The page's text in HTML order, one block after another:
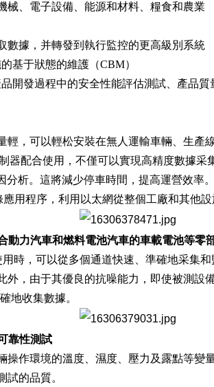
械、電子設備、能源和材料、糧食和農業
數據，并轉發到執行監控的更高級別系統
基于狀態的維護（CBM）
開發過程中的安全性能評估測試、產品質
輕，可以輕松安裝在無人運輸車輛、生產
器配合使用，不僅可以實現高精度數據采
析。這將減少停車時間，提高運營效率。
用程序，利用以太網從整個工廠和其他設
動力汽車和燃料電池汽車的車載電池等零
時，可以從多個通道快速、準確地采集
外，由于其優良的抗噪能力，即使被測設
地收集數據。
靠性測試
操作環境的溫度、濕度、壓力及露點等變
試的品質。